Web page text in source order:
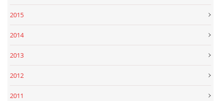
2015
2014
2013
2012
2011